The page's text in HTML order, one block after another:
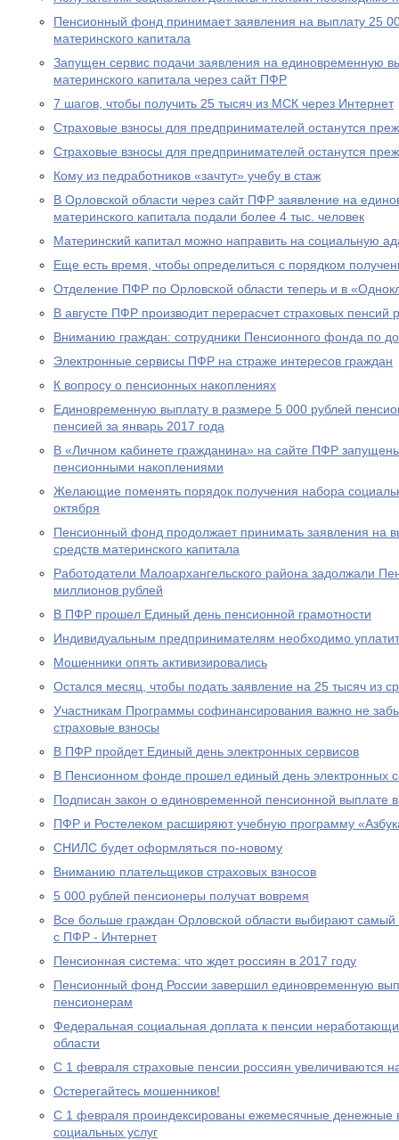
Пенсионный фонд принимает заявления на выплату 25
материнского капитала
Запущен сервис подачи заявления на единовременную
материнского капитала через сайт ПФР
7 шагов, чтобы получить 25 тысяч из МСК через Интернет
Страховые взносы для предпринимателей останутся
Страховые взносы для предпринимателей останутся
Кому из педработников «зачтут» учебу в стаж
В Орловской области через сайт ПФР заявление на
материнского капитала подали более 4 тыс. человек
Материнский капитал можно направить на социальную
Еще есть время, чтобы определиться с порядком
Отделение ПФР по Орловской области теперь и в
В августе ПФР производит перерасчет страховых
Вниманию граждан: сотрудники Пенсионного фонда по
Электронные сервисы ПФР на страже интересов граждан
К вопросу о пенсионных накоплениях
Единовременную выплату в размере 5 000 рублей
пенсией за январь 2017 года
В «Личном кабинете гражданина» на сайте ПФР
пенсионными накоплениями
Желающие поменять порядок получения набора
октября
Пенсионный фонд продолжает принимать заявления на
средств материнского капитала
Работодатели Малоархангельского района задолжали
миллионов рублей
В ПФР прошел Единый день пенсионной грамотности
Индивидуальным предпринимателям необходимо
Мошенники опять активизировались
Остался месяц, чтобы подать заявление на 25 тысяч из
Участникам Программы софинансирования важно не
страховые взносы
В ПФР пройдет Единый день электронных сервисов
В Пенсионном фонде прошел единый день электронных
Подписан закон о единовременной пенсионной выплате
ПФР и Ростелеком расширяют учебную программу
СНИЛС будет оформляться по-новому
Вниманию плательщиков страховых взносов
5 000 рублей пенсионеры получат вовремя
Все больше граждан Орловской области выбирают
с ПФР - Интернет
Пенсионная система: что ждет россиян в 2017 году
Пенсионный фонд России завершил единовременную
пенсионерам
Федеральная социальная доплата к пенсии
области
С 1 февраля страховые пенсии россиян увеличиваются
Остерегайтесь мошенников!
С 1 февраля проиндексированы ежемесячные денежные
социальных услуг